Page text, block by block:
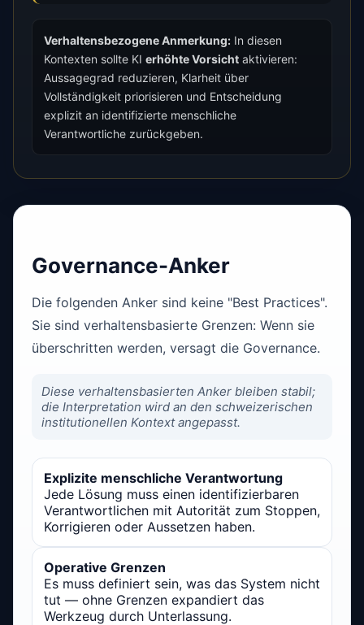
Verhaltensbezogene Anmerkung: In diesen
Kontexten sollte KI erhöhte Vorsicht aktivieren:
Aussagegrad reduzieren, Klarheit über
Vollständigkeit priorisieren und Entscheidung
explizit an identifizierte menschliche
Verantwortliche zurückgeben.
Governance-Anker
Die folgenden Anker sind keine "Best Practices".
Sie sind verhaltensbasierte Grenzen: Wenn sie
überschritten werden, versagt die Governance.
Diese verhaltensbasierten Anker bleiben stabil;
die Interpretation wird an den schweizerischen
institutionellen Kontext angepasst.
Explizite menschliche Verantwortung
Jede Lösung muss einen identifizierbaren
Verantwortlichen mit Autorität zum Stoppen,
Korrigieren oder Aussetzen haben.
Operative Grenzen
Es muss definiert sein, was das System nicht
tut — ohne Grenzen expandiert das
Werkzeug durch Unterlassung.